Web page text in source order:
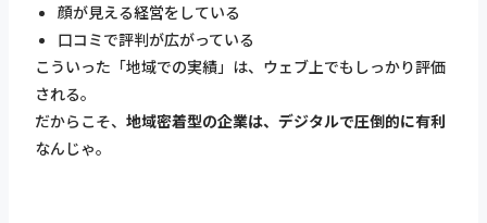
顔が見える経営をしている
口コミで評判が広がっている
こういった「地域での実績」は、ウェブ上でもしっかり評価
される。
だからこそ、 地域密着型の企業は、デジタルで圧倒的に有利
なんじゃ。